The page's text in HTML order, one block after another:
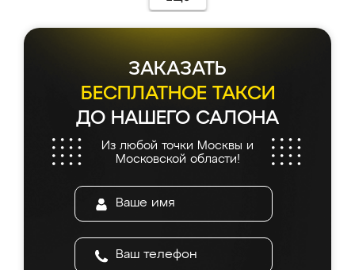
каких-либо доработок. Качеством осталась
довольна, все выглядит так, как и ожидала.
ЗАКАЗАТЬ
БЕСПЛАТНОЕ ТАКСИ
ДО НАШЕГО САЛОНА
Из любой точки Москвы и
Московской области!